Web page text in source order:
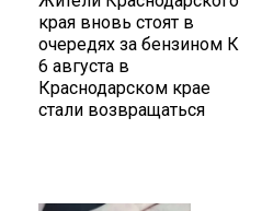
края вновь стоят в
очередях за бензином К
6 августа в
Краснодарском крае
стали возвращаться